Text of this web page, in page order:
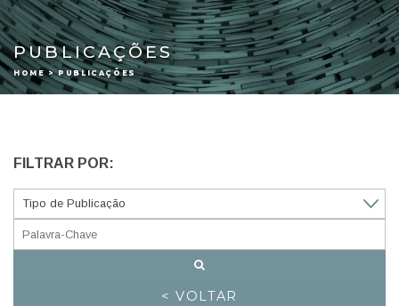
PUBLICAÇÕES
HOME > PUBLICAÇÕES
FILTRAR POR:
< VOLTAR